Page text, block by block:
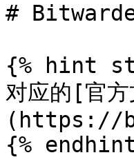
#
{% hint
对应的[官方
(https://
{%